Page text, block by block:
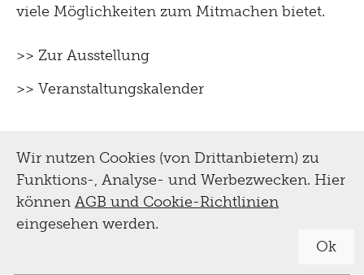
viele Möglichkeiten zum Mitmachen bietet.
>> Zur Ausstellung
>> Veranstaltungskalender
Wir nutzen Cookies (von Drittanbietern) zu
Funktions-, Analyse- und Werbezwecken. Hier
können AGB und Cookie-Richtlinien
eingesehen werden.
Ok